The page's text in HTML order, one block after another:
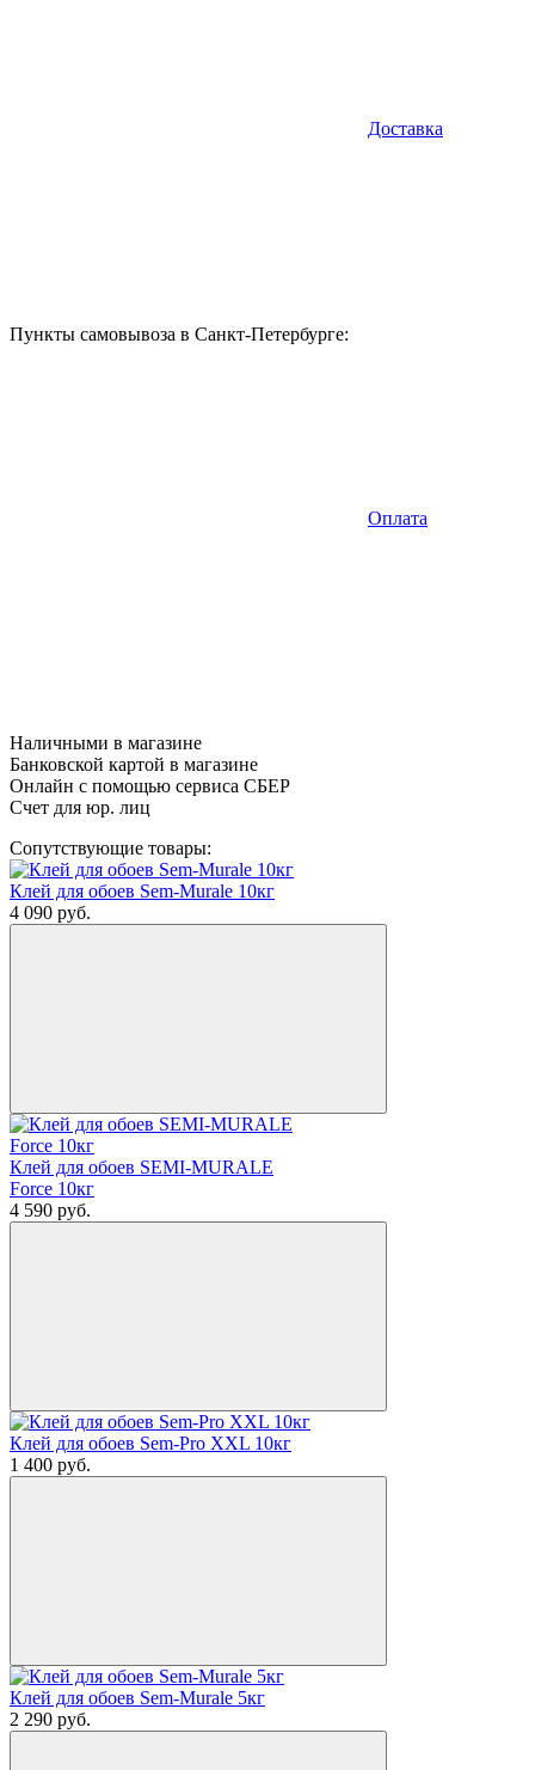
Доставка
Пункты самовывоза в Санкт-Петербурге:
Оплата
Наличными в магазине
Банковской картой в магазине
Онлайн с помощью сервиса СБЕР
Счет для юр. лиц
Сопутствующие товары:
Клей для обоев Sem-Murale 10кг
4 090 руб.
Клей для обоев SEMI-MURALE
Force 10кг
4 590 руб.
Клей для обоев Sem-Pro XXL 10кг
1 400 руб.
Клей для обоев Sem-Murale 5кг
2 290 руб.